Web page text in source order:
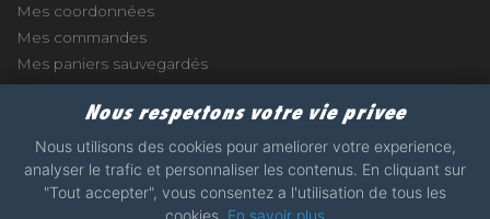
Mes coordonnées
Mes commandes
Mes paniers sauvegardés
Nous respectons votre vie privee
Nous utilisons des cookies pour ameliorer votre experience,
analyser le trafic et personnaliser les contenus. En cliquant sur
"Tout accepter", vous consentez a l'utilisation de tous les
cookies. En savoir plus